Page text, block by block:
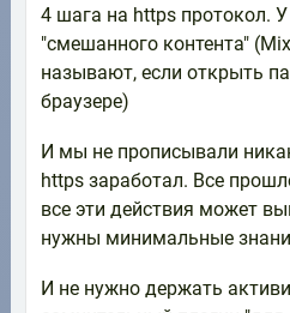
4 шага на https протокол.
"смешанного контента"
называют, если открыть
браузере)
И мы не прописывали
https заработал. Все
все эти действия может
нужны минимальные
И не нужно держать